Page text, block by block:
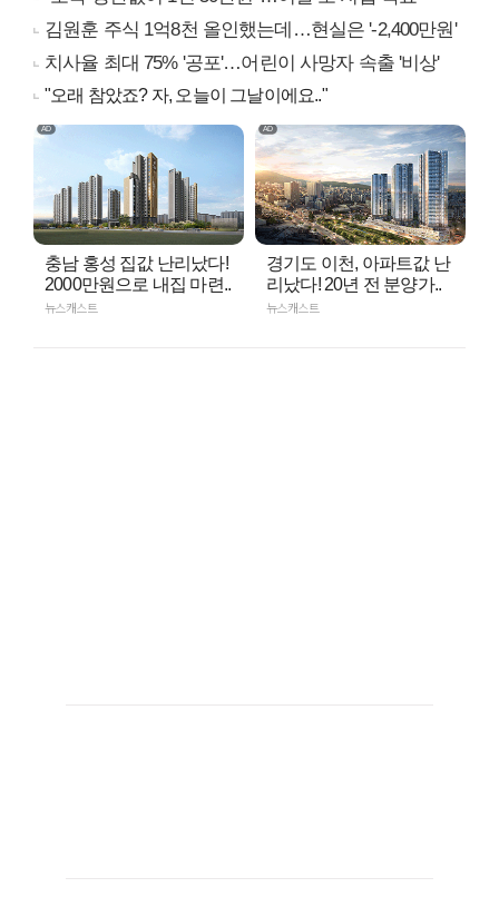
김원훈 주식 1억8천 올인했는데…현실은 '-2,400만원'
치사율 최대 75% '공포'…어린이 사망자 속출 '비상'
"오래 참았죠? 자, 오늘이 그날이에요.."
충남 홍성 집값 난리났다!
2000만원으로 내집 마련..
뉴스캐스트
경기도 이천, 아파트값 난
리났다! 20년 전 분양가..
뉴스캐스트